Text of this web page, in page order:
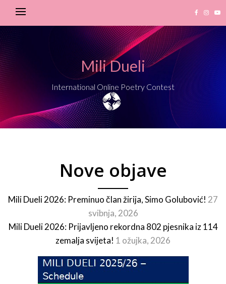
Mili Dueli
International Online Poetry Contest
Nove objave
Mili Dueli 2026: Preminuo član žirija, Simo Golubović! 27
svibnja, 2026
Mili Dueli 2026: Prijavljeno rekordna 802 pjesnika iz 114
zemalja svijeta! 1 ožujka, 2026